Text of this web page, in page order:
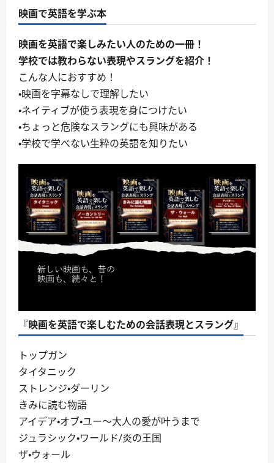
映画で英語を学ぶ本
映画を英語で楽しみたい人のための一冊！
学校では教わらない表現やスラングを紹介！
こんな人におすすめ！
・映画を字幕なしで理解したい
・ネイティブが使う表現を身につけたい
・ちょっと危険なスラングにも興味がある
・学校で学べない生粋の英語を知りたい
『映画を英語で楽しむための会話表現とスラング』
トップガン
タイタニック
ストレンジ・ダーリン
きみに読む物語
アイデア・オブ・ユー～大人の愛が叶うまで
ジュラシック・ワールド/炎の王国
ザ・ウォール